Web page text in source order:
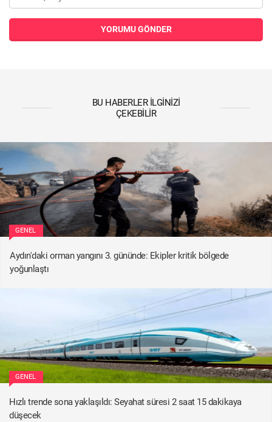
YORUMU GÖNDER
BU HABERLER İLGINIZI
ÇEKEBILIR
GENEL
Aydın'daki orman yangını 3. gününde: Ekipler kritik bölgede
yoğunlaştı
GENEL
Hızlı trende sona yaklaşıldı: Seyahat süresi 2 saat 15 dakikaya
düşecek